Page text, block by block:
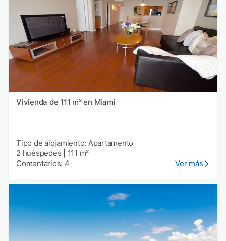
Vivienda de 111 m² en Miami
Tipo de alojamiento: Apartamento
2 huéspedes
111 m²
Comentarios: 4
Ver más